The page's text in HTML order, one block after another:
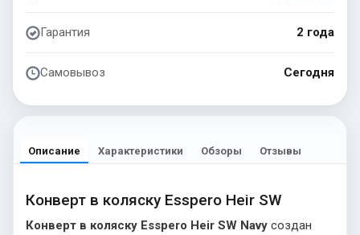
Гарантия 2 года
Самовывоз Сегодня
Описание Характеристики Обзоры Отзывы
Конверт в коляску Esspero Heir SW
Конверт в коляску Esspero Heir SW Navy создан